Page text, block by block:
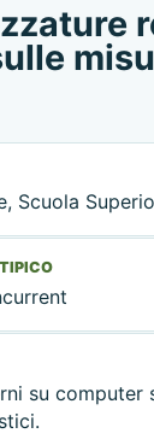
Scuola
su computer